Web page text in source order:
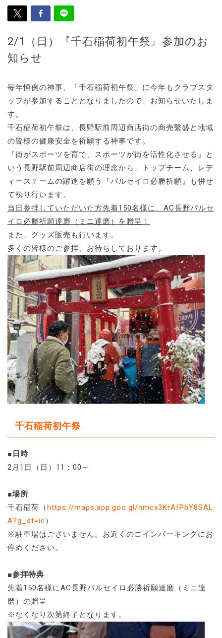
2/1（日）『千石稲荷初午祭』参加のお
知らせ
毎年恒例の神事、「千石稲荷初午祭」に今年もクラブスタ
ッフが参加することとなりましたので、お知らせいたしま
す。
千石稲荷初午祭は、長野駅前周辺商店街の商売繫盛と地域
の皆様の健康安全を祈願する神事です。
『街がスポーツを育て、スポーツが街を活性化させる』と
いう長野駅前周辺商店街の理念から、トップチーム、レデ
ィースチームの躍進を願う『パルセイロ必勝祈願』も併せ
て執り行います。
当日参拝していただいた方先着150名様に、AC長野パルセ
イロ必勝祈願達磨（ミニ達磨）を贈呈！
また、グッズ販売も行います。
多くの皆様のご参拝、お待ちしております。
千石稲荷初午祭
■日時
2月1日（日）11：00～
■場所
千石稲荷（https://maps.app.goo.gl/nmcx3KrAfPbY8SAL
A?g_st=ic）
※駐車場はございません。お近くのコインパーキングにお
停めください。
■参拝特典
先着150名様にAC長野パルセイロ必勝祈願達磨（ミニ達
磨）の贈呈
※なくなり次第終了となります。